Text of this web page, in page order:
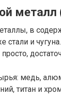
в
и
медь,
титан и